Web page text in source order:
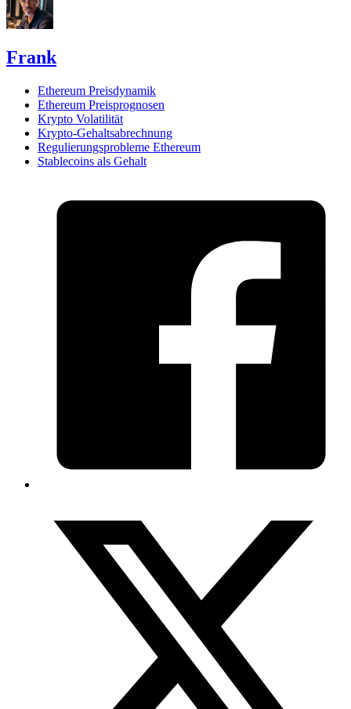
Frank
Ethereum Preisdynamik
Ethereum Preisprognosen
Krypto Volatilität
Krypto-Gehaltsabrechnung
Regulierungsprobleme Ethereum
Stablecoins als Gehalt